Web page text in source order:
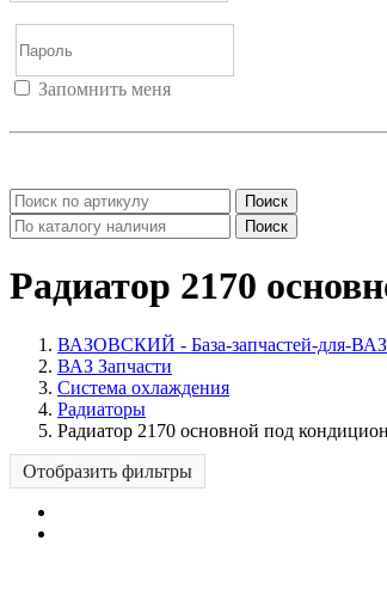
Запомнить меня
Поиск
Поиск
Радиатор 2170
ВАЗОВСКИЙ - База-запчастей-для-
ВАЗ Запчасти
Система охлаждения
Радиаторы
Радиатор 2170 основной под
Отобразить фильтры